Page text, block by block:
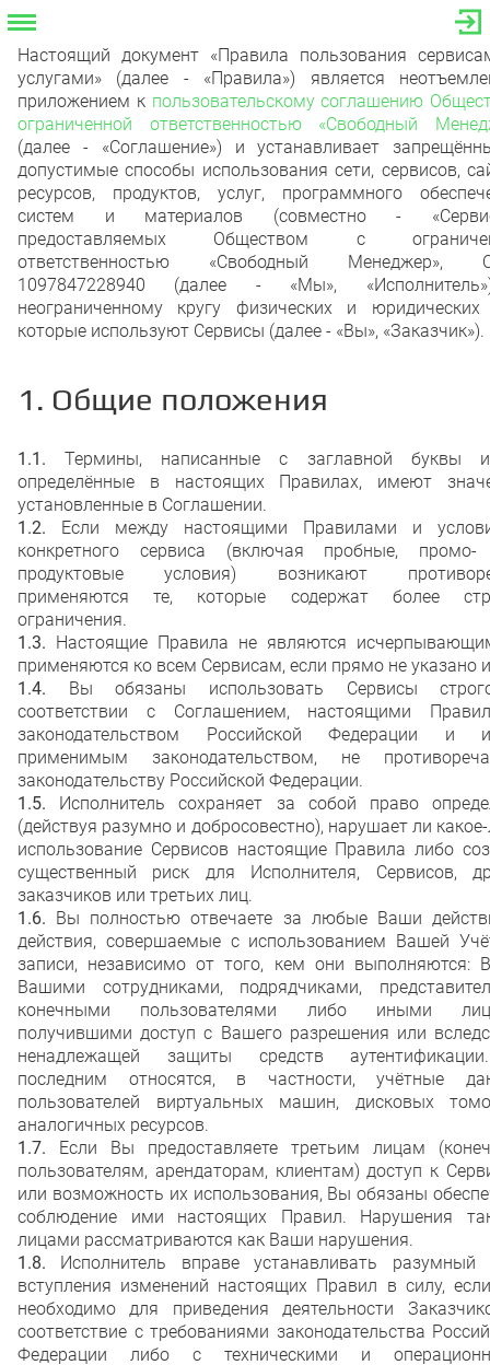
Настоящий документ «Правила пользования
услугами» (далее - «Правила») является
приложением к пользовательскому соглашению
ограниченной ответственностью «Свободный
(далее - «Соглашение») и устанавливает
допустимые способы использования сети, сервисов,
ресурсов, продуктов, услуг, программного
систем и материалов (совместно -
предоставляемых Обществом с
ответственностью «Свободный Менеджер»,
1097847228940 (далее - «Мы»,
неограниченному кругу физических и юридических
которые используют Сервисы (далее - «Вы», «Заказчик»).
1. Общие положения
1.1.Термины, написанные с заглавной буквы
определённые в настоящих Правилах, имеют
установленные в Соглашении.
1.2. Если между настоящими Правилами и
конкретного сервиса (включая пробные,
продуктовые условия) возникают
применяются те, которые содержат более
ограничения.
1.3.
Настоящие Правила не являются
применяются ко всем Сервисам, если прямо не указано
1.4. Вы обязаны использовать Сервисы
соответствии с Соглашением, настоящими
законодательством Российской Федерации и
применимым законодательством, не
законодательству Российской Федерации.
1.5. Исполнитель сохраняет за собой право
(действуя разумно и добросовестно), нарушает ли
использование Сервисов настоящие Правила либо
существенный риск для Исполнителя, Сервисов,
заказчиков или третьих лиц.
1.6. Вы полностью отвечаете за любые Ваши
действия, совершаемые с использованием Вашей
записи, независимо от того, кем они выполняются:
Вашими сотрудниками, подрядчиками,
конечными пользователями либо иными
получившими доступ с Вашего разрешения или
ненадлежащей защиты средств
последним относятся, в частности, учётные
пользователей виртуальных машин, дисковых
аналогичных ресурсов.
1.7. Если Вы предоставляете третьим лицам
пользователям, арендаторам, клиентам) доступ к
или возможность их использования, Вы обязаны
соблюдение ими настоящих Правил. Нарушения
лицами рассматриваются как Ваши нарушения.
1.8. Исполнитель вправе устанавливать разумный
вступления изменений настоящих Правил в силу,
необходимо для приведения деятельности
соответствие с требованиями законодательства
Федерации либо с техническими и